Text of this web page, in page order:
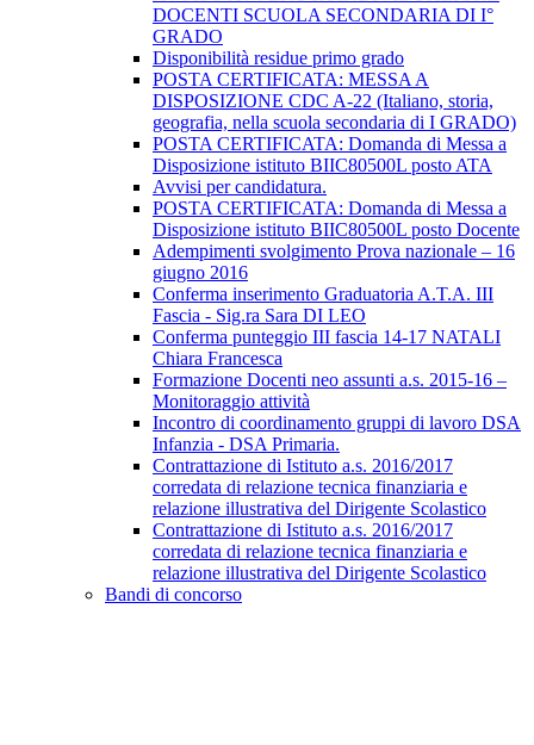
DOCENTI SCUOLA SECONDARIA DI I°
GRADO
Disponibilità residue primo grado
POSTA CERTIFICATA: MESSA A
DISPOSIZIONE CDC A-22 (Italiano, storia,
geografia, nella scuola secondaria di I GRADO)
POSTA CERTIFICATA: Domanda di Messa a
Disposizione istituto BIIC80500L posto ATA
Avvisi per candidatura.
POSTA CERTIFICATA: Domanda di Messa a
Disposizione istituto BIIC80500L posto Docente
Adempimenti svolgimento Prova nazionale – 16
giugno 2016
Conferma inserimento Graduatoria A.T.A. III
Fascia - Sig.ra Sara DI LEO
Conferma punteggio III fascia 14-17 NATALI
Chiara Francesca
Formazione Docenti neo assunti a.s. 2015-16 –
Monitoraggio attività
Incontro di coordinamento gruppi di lavoro DSA
Infanzia - DSA Primaria.
Contrattazione di Istituto a.s. 2016/2017
corredata di relazione tecnica finanziaria e
relazione illustrativa del Dirigente Scolastico
Contrattazione di Istituto a.s. 2016/2017
corredata di relazione tecnica finanziaria e
relazione illustrativa del Dirigente Scolastico
Bandi di concorso